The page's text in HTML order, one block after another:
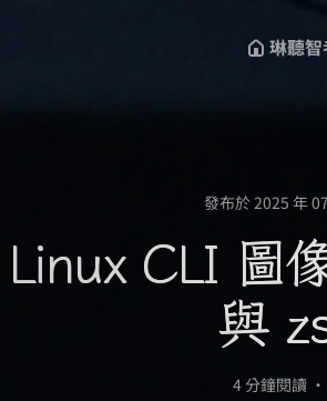
琳聽
發布於 2025 年
Linux CLI 圖
與
4 分鐘閱讀•